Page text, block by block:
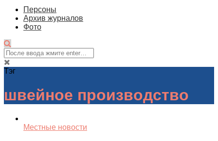
Персоны
Архив журналов
Фото
Тэг
швейное производство
Местные новости